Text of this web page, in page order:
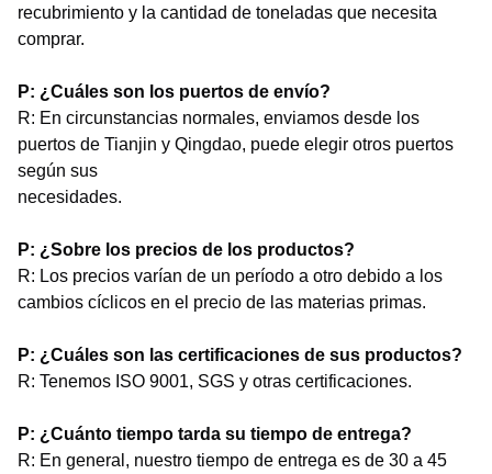
recubrimiento y la cantidad de toneladas que necesita
comprar.
P: ¿Cuáles son los puertos de envío?
R: En circunstancias normales, enviamos desde los
puertos de Tianjin y Qingdao, puede elegir otros puertos
según sus
necesidades.
P: ¿Sobre los precios de los productos?
R: Los precios varían de un período a otro debido a los
cambios cíclicos en el precio de las materias primas.
P: ¿Cuáles son las certificaciones de sus productos?
R: Tenemos ISO 9001, SGS y otras certificaciones.
P: ¿Cuánto tiempo tarda su tiempo de entrega?
R: En general, nuestro tiempo de entrega es de 30 a 45